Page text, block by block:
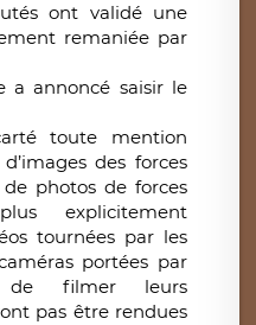
ont validé une
remaniée par
a annoncé saisir le
toute mention
des forces
photos de forces
explicitement
tournées par les
portées par
filmer leurs
pas être rendues